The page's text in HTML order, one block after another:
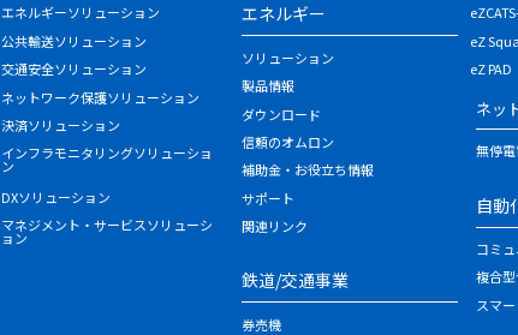
エネルギーソリューション
公共輸送ソリューション
交通安全ソリューション
ネットワーク保護ソリューション
決済ソリューション
インフラモニタリングソリューショ
ン
DXソリューション
マネジメント・サービスソリューシ
ョン
エネルギー
ソリューション
製品情報
ダウンロード
信頼のオムロン
補助金・お役立ち情報
サポート
関連リンク
鉄道/交通事業
券売機
eZ
eZ PAD
ネッ
無停電
自動
コミ
複合
スマ